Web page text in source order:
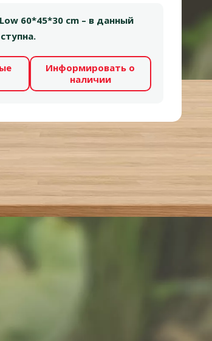
60*45*30 cm – в данный
Информировать о
наличии